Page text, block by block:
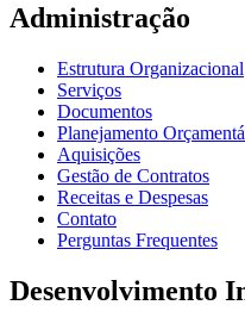
Administração
Estrutura Organizacional
Serviços
Documentos
Planejamento
Aquisições
Gestão de Contratos
Receitas e Despesas
Contato
Perguntas Frequentes
Desenvolvimento